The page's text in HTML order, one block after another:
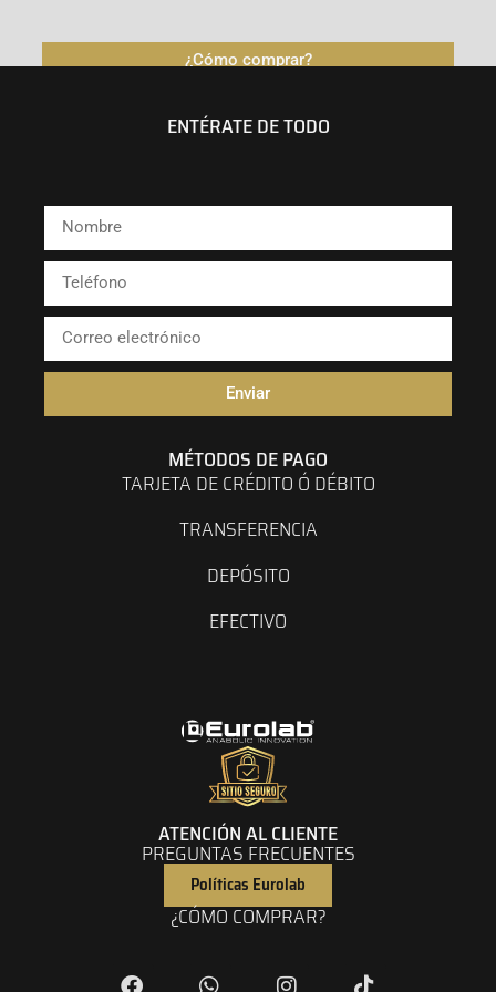
¿Cómo comprar?
ENTÉRATE DE TODO
Enviar
MÉTODOS DE PAGO
TARJETA DE CRÉDITO Ó DÉBITO
TRANSFERENCIA
DEPÓSITO
EFECTIVO
ATENCIÓN AL CLIENTE
PREGUNTAS FRECUENTES
Políticas Eurolab
¿CÓMO COMPRAR?